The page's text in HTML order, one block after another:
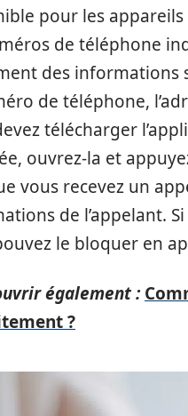
pour les
de téléphone
des informations
de téléphone,
télécharger
ouvrez-la et
vous recevez un
de l’appelant.
le bloquer en
également :
?